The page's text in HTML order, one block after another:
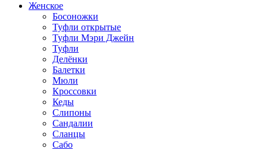
Женское
Босоножки
Туфли открытые
Туфли Мэри Джейн
Туфли
Делёнки
Балетки
Мюли
Кроссовки
Кеды
Слипоны
Сандалии
Сланцы
Сабо